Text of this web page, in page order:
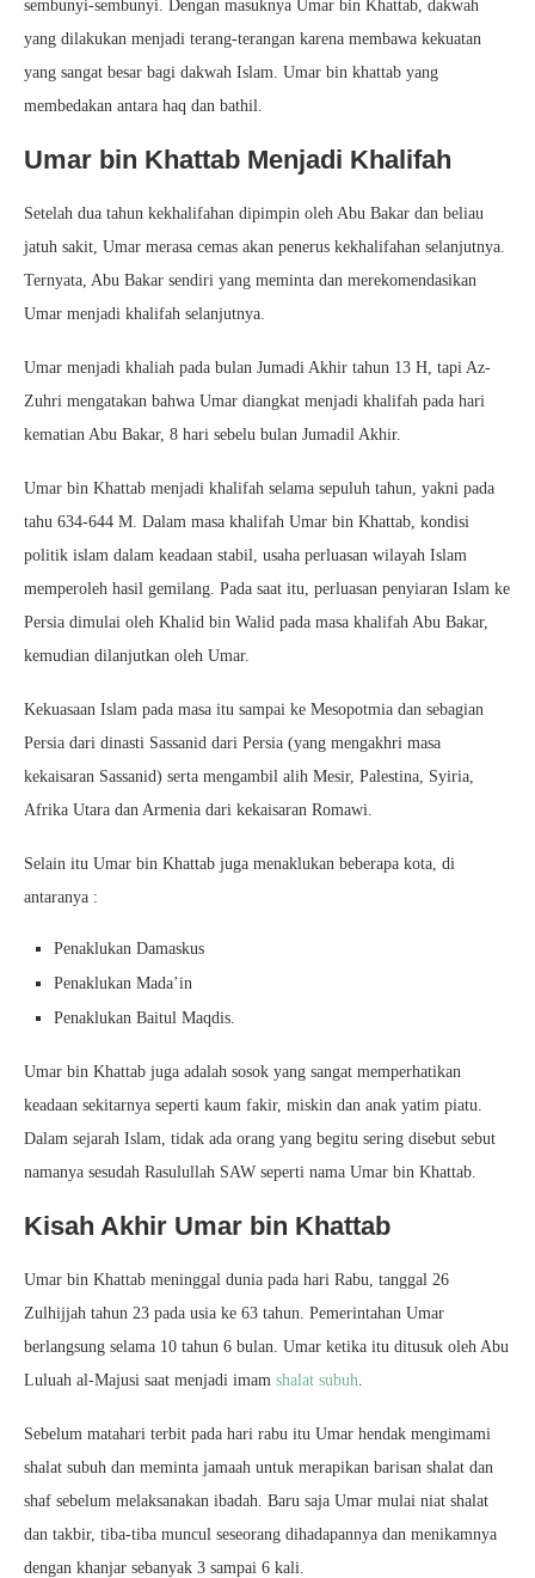
sembunyi-sembunyi. Dengan masuknya Umar bin Khattab, dakwah
yang dilakukan menjadi terang-terangan karena membawa kekuatan
yang sangat besar bagi dakwah Islam. Umar bin khattab yang
membedakan antara haq dan bathil.
Umar bin Khattab Menjadi Khalifah
Setelah dua tahun kekhalifahan dipimpin oleh Abu Bakar dan beliau
jatuh sakit, Umar merasa cemas akan penerus kekhalifahan selanjutnya.
Ternyata, Abu Bakar sendiri yang meminta dan merekomendasikan
Umar menjadi khalifah selanjutnya.
Umar menjadi khaliah pada bulan Jumadi Akhir tahun 13 H, tapi Az-
Zuhri mengatakan bahwa Umar diangkat menjadi khalifah pada hari
kematian Abu Bakar, 8 hari sebelu bulan Jumadil Akhir.
Umar bin Khattab menjadi khalifah selama sepuluh tahun, yakni pada
tahu 634-644 M. Dalam masa khalifah Umar bin Khattab, kondisi
politik islam dalam keadaan stabil, usaha perluasan wilayah Islam
memperoleh hasil gemilang. Pada saat itu, perluasan penyiaran Islam ke
Persia dimulai oleh Khalid bin Walid pada masa khalifah Abu Bakar,
kemudian dilanjutkan oleh Umar.
Kekuasaan Islam pada masa itu sampai ke Mesopotmia dan sebagian
Persia dari dinasti Sassanid dari Persia (yang mengakhri masa
kekaisaran Sassanid) serta mengambil alih Mesir, Palestina, Syiria,
Afrika Utara dan Armenia dari kekaisaran Romawi.
Selain itu Umar bin Khattab juga menaklukan beberapa kota, di
antaranya :
Penaklukan Damaskus
Penaklukan Mada’in
Penaklukan Baitul Maqdis.
Umar bin Khattab juga adalah sosok yang sangat memperhatikan
keadaan sekitarnya seperti kaum fakir, miskin dan anak yatim piatu.
Dalam sejarah Islam, tidak ada orang yang begitu sering disebut sebut
namanya sesudah Rasulullah SAW seperti nama Umar bin Khattab.
Kisah Akhir Umar bin Khattab
Umar bin Khattab meninggal dunia pada hari Rabu, tanggal 26
Zulhijjah tahun 23 pada usia ke 63 tahun. Pemerintahan Umar
berlangsung selama 10 tahun 6 bulan. Umar ketika itu ditusuk oleh Abu
Luluah al-Majusi saat menjadi imam shalat subuh.
Sebelum matahari terbit pada hari rabu itu Umar hendak mengimami
shalat subuh dan meminta jamaah untuk merapikan barisan shalat dan
shaf sebelum melaksanakan ibadah. Baru saja Umar mulai niat shalat
dan takbir, tiba-tiba muncul seseorang dihadapannya dan menikamnya
dengan khanjar sebanyak 3 sampai 6 kali.